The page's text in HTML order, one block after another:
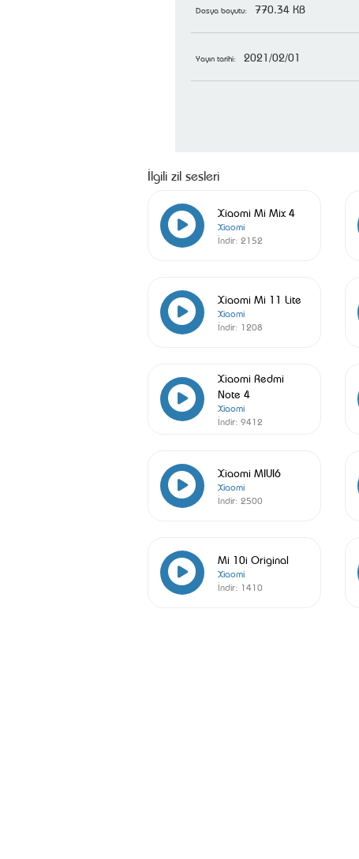
Dosya boyutu: 770.34 KB
Yayın tarihi: 2021/02/01
İlgili zil sesleri
Xiaomi Mi Mix 4
Xiaomi
İndir: 2152
Xiaomi Mi 11 Lite
Xiaomi
İndir: 1208
Xiaomi Redmi
Note 4
Xiaomi
İndir: 9412
Xiaomi MIUI6
Xiaomi
İndir: 2500
Mi 10i Original
Xiaomi
İndir: 1410